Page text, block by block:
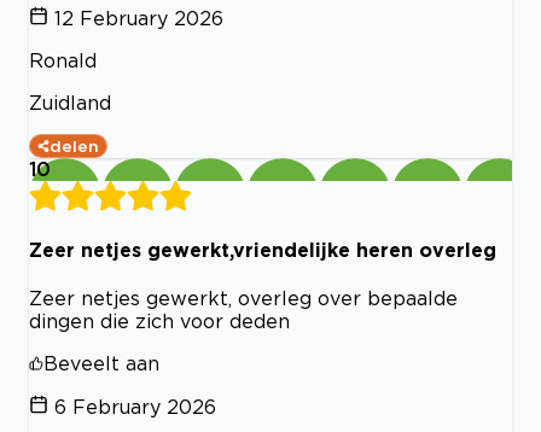
12 February 2026
Ronald
Zuidland
delen
10
Zeer netjes gewerkt,vriendelijke heren overleg
Zeer netjes gewerkt, overleg over bepaalde
dingen die zich voor deden
Beveelt aan
6 February 2026